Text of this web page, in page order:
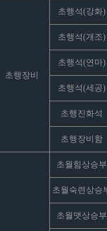
초행장비
초행석(강화)
초행석(개조)
초행석(연마)
초행석(세공)
초행진화석
초행장비함
초월힘상승부
초월숙련상승
초월맷상승부